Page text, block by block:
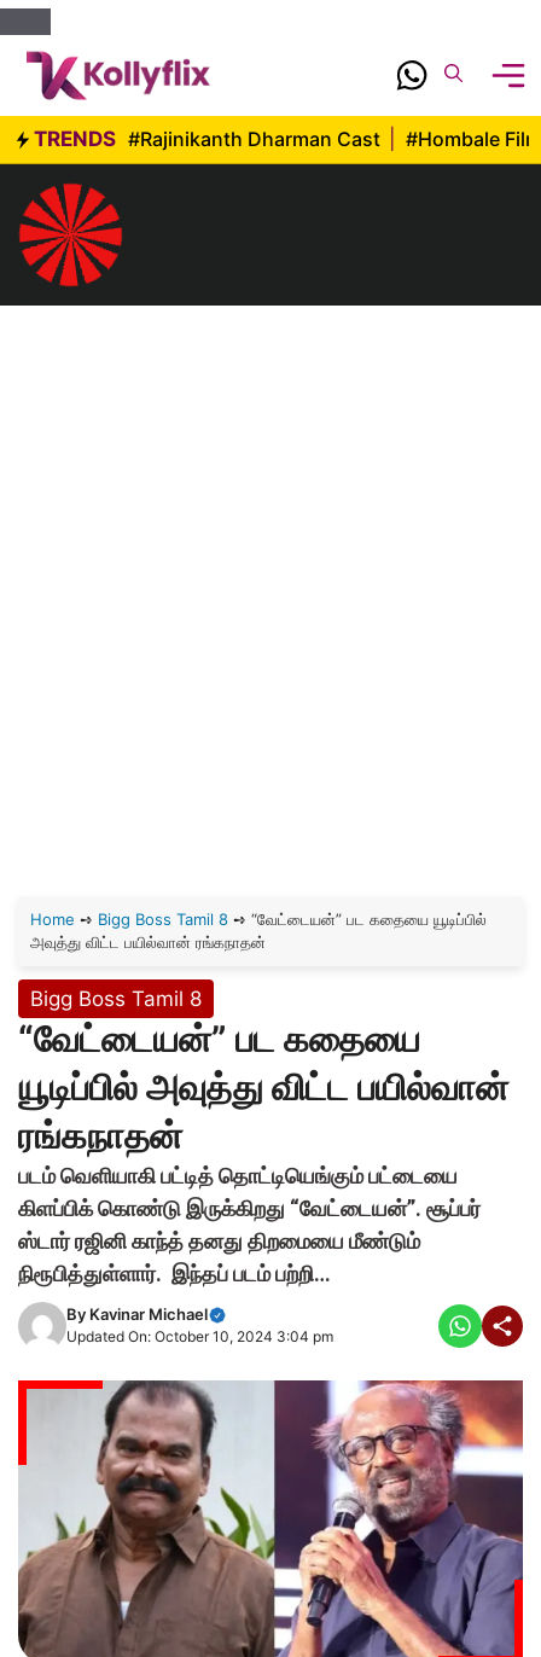
Skip
content
TRENDS #Rajinikanth Dharman Cast #Hombale
Home ➺ Bigg Boss Tamil 8 ➺ “வேட்டையன்” பட கதையை யூடிப்பில்
அவுத்து விட்ட பயில்வான் ரங்கநாதன்
Bigg Boss Tamil 8
“வேட்டையன்” பட கதையை
யூடிப்பில் அவுத்து விட்ட பயில்வான்
ரங்கநாதன்
படம் வெளியாகி பட்டித் தொட்டியெங்கும் பட்டையை
கிளப்பிக் கொண்டு இருக்கிறது “வேட்டையன்”. சூப்பர்
ஸ்டார் ரஜினி காந்த் தனது திறமையை மீண்டும்
நிரூபித்துள்ளார். இந்தப் படம் பற்றி…
By Kavinar Michael
Updated On: October 10, 2024 3:04 pm